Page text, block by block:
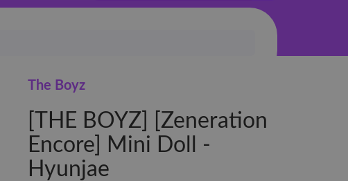
The Boyz
[THE BOYZ] [Zeneration
Encore] Mini Doll -
Hyunjae